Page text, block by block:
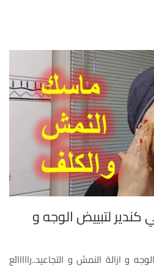
كندير لتبييض الوجه و
و ازالة النمش و التجاعيد..رااااائع